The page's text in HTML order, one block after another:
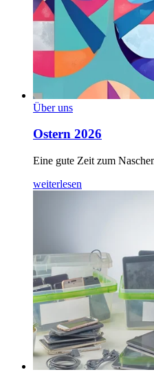
Über uns
Ostern 2026
Eine gute Zeit zum
weiterlesen